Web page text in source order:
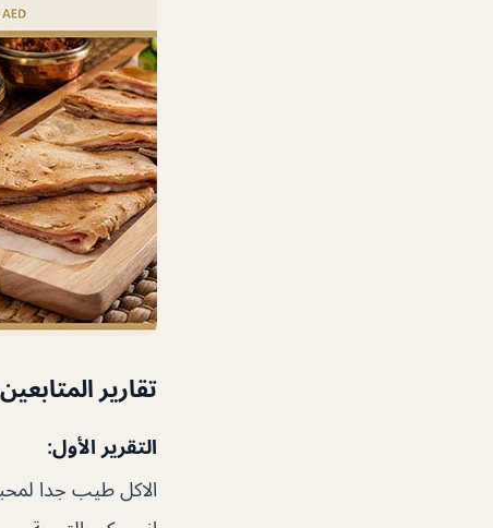
تقارير
التقرير الأول:
الاكل طيب جدا